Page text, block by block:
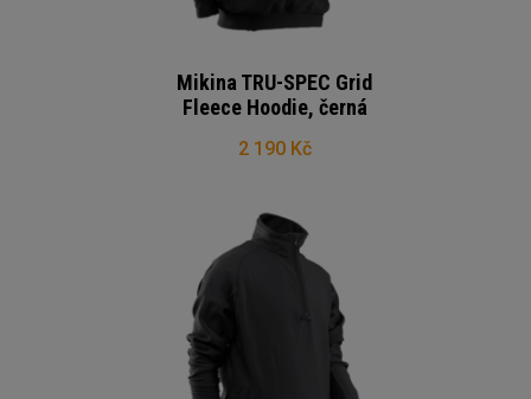
Mikina TRU-SPEC Grid
Fleece Hoodie, černá
2 190 Kč